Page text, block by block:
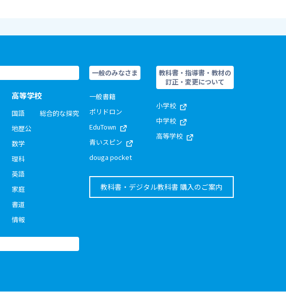
高等学校
国語
地歴公
数学
理科
英語
家庭
書道
情報
総合的な探究
一般のみなさま
一般書籍
ポリドロン
EduTown
青いスピン
douga pocket
教科書・指導書・教材の
訂正・変更について
小学校
中学校
高等学校
教科書・デジタル教科書 購入のご案内